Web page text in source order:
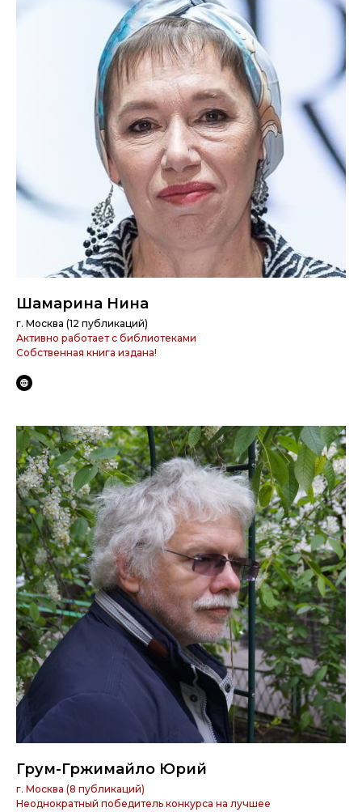
Шамарина Нина
г. Москва (12 публикаций)
Активно работает с библиотеками
Собственная книга издана!
Грум-Гржимайло Юрий
г. Москва (8 публикаций)
Неоднократный победитель конкурса на лучшее